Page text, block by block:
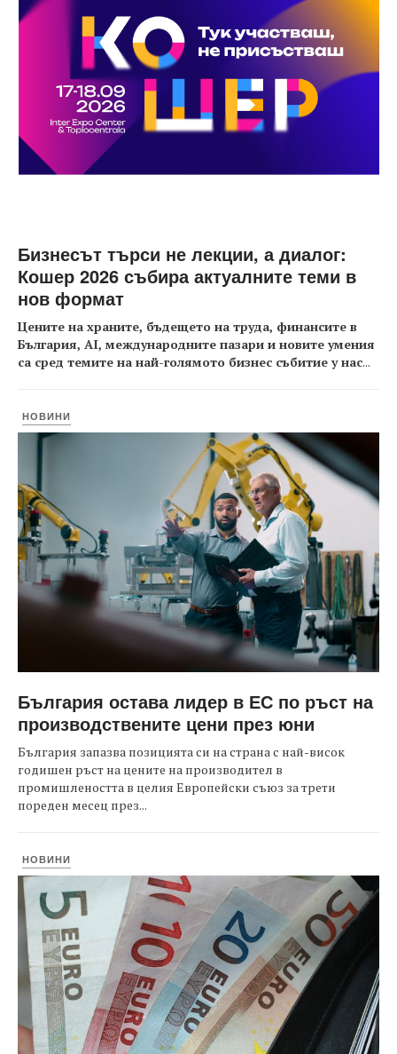
Бизнесът търси не лекции, а диалог:
Кошер 2026 събира актуалните теми в
нов формат
Цените на храните, бъдещето на труда, финансите в
България, AI, международните пазари и новите умения
са сред темите на най-голямото бизнес събитие у нас...
НОВИНИ
България остава лидер в ЕС по ръст на
производствените цени през юни
България запазва позицията си на страна с най-висок
годишен ръст на цените на производител в
промишлеността в целия Европейски съюз за трети
пореден месец през...
НОВИНИ